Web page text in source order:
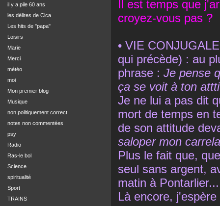
il y a pile 60 ans
les délires de Cica
Les hits de "papa"
Loisirs
Marie
Merci
météo
moi
Mon premier blog
Musique
non politiquement correct
notes non commentées
psy
Radio
Ras-le bol
Science
spiritualité
Sport
TRAINS
Il est temps que
croyez-vous pas ?
• VIE
qui précède) : au
phrase : Je pense
ça se voit à ton
Je ne lui a pas dit
mort de temps en
de son attitude
saloper mon
Plus le fait que,
seul sans argent,
matin à Pontarlier...
Là encore,